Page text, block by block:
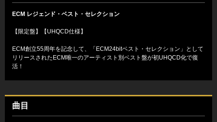
ECM レジェンド・ベスト・セレクション
【限定盤】【UHQCD仕様】
ECM創立55周年を記念して、「ECM24bitベスト・セレクション」として
リリースされたECM唯一のアーティスト別ベスト盤が初UHQCD化で復
活！
曲目